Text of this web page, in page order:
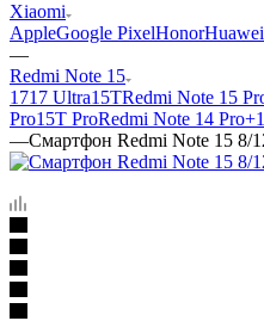
Xiaomi
AppleGoogle PixelHonorHuawei
—
Redmi Note 15
1717 Ultra15TRedmi Note 15
Pro15T ProRedmi Note 14 Pro+
—Смартфон Redmi Note 15 8/